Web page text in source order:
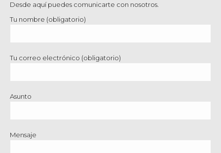
Desde aquí puedes comunicarte con nosotros.
Tu nombre (obligatorio)
Tu correo electrónico (obligatorio)
Asunto
Mensaje